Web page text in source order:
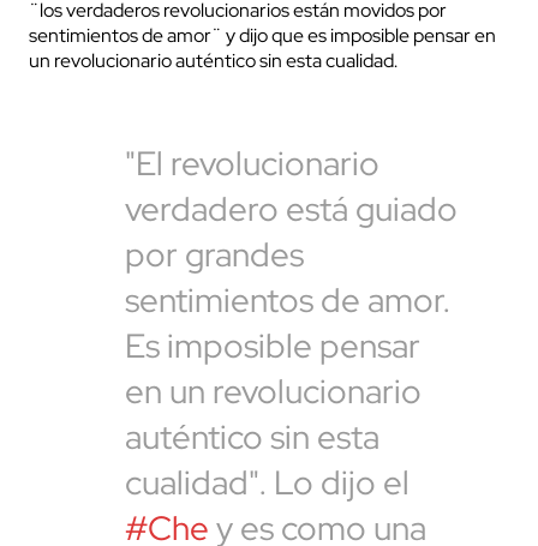
¨los verdaderos revolucionarios están movidos por
sentimientos de amor¨ y dijo que es imposible pensar en
un revolucionario auténtico sin esta cualidad.
"El revolucionario
verdadero está guiado
por grandes
sentimientos de amor.
Es imposible pensar
en un revolucionario
auténtico sin esta
cualidad". Lo dijo el
#Chey es como una